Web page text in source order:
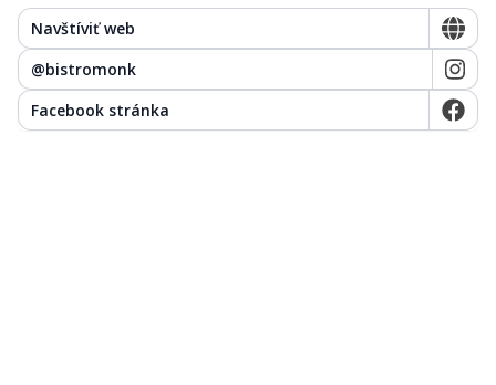
Navštíviť web
@bistromonk
Facebook stránka